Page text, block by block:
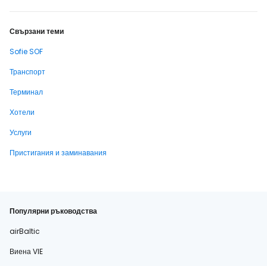
Свързани теми
Sofie SOF
Транспорт
Терминал
Хотели
Услуги
Пристигания и заминавания
Популярни ръководства
airBaltic
Виена VIE